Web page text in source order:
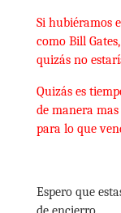
Si hubiéramos
como Bill
quizás no
Quizás es
de manera
para lo que
Espero que